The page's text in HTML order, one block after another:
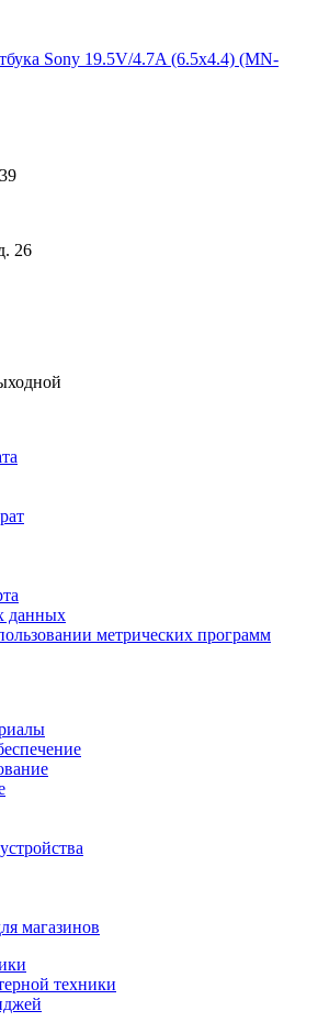
Sony 19.5V/4.7A (6.5x4.4) (MN-
26
данных
метрических программ
магазинов
техники